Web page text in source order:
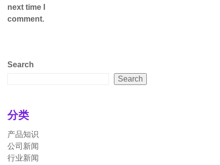
next time I
comment.
Search
Search
分类
产品知识
公司新闻
行业新闻